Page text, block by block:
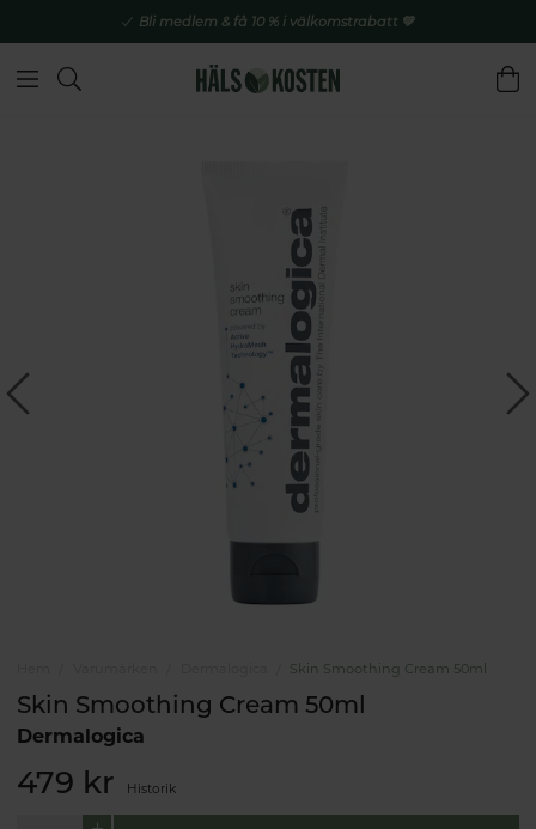
Bli medlem & få 10 % i välkomstrabatt 💚
Skin Smoothing Cream 50ml
Skin Smoothing Cream 50ml
Dermalogica
479 kr Historik